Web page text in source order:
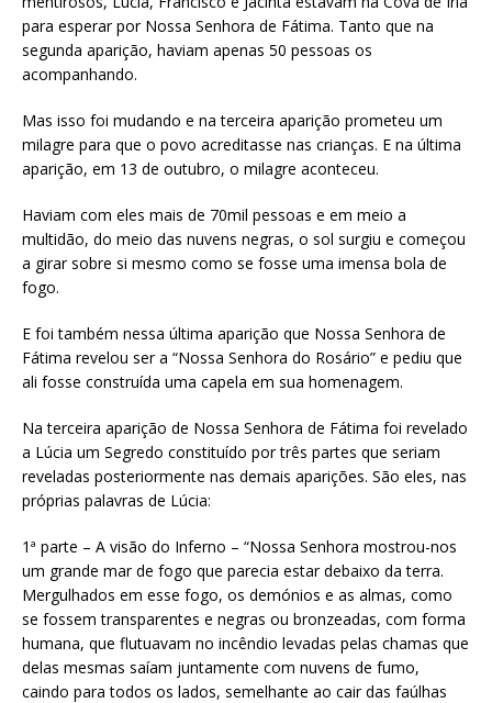
para esperar por Nossa Senhora de Fátima. Tanto que na
segunda aparição, haviam apenas 50 pessoas os
acompanhando.
Mas isso foi mudando e na terceira aparição prometeu um
milagre para que o povo acreditasse nas crianças. E na última
aparição, em 13 de outubro, o milagre aconteceu.
Haviam com eles mais de 70mil pessoas e em meio a
multidão, do meio das nuvens negras, o sol surgiu e começou
a girar sobre si mesmo como se fosse uma imensa bola de
fogo.
E foi também nessa última aparição que Nossa Senhora de
Fátima revelou ser a “Nossa Senhora do Rosário” e pediu que
ali fosse construída uma capela em sua homenagem.
Na terceira aparição de Nossa Senhora de Fátima foi revelado
a Lúcia um Segredo constituído por três partes que seriam
reveladas posteriormente nas demais aparições. São eles, nas
próprias palavras de Lúcia:
1ª parte – A visão do Inferno – “Nossa Senhora mostrou-nos
um grande mar de fogo que parecia estar debaixo da terra.
Mergulhados em esse fogo, os demónios e as almas, como
se fossem transparentes e negras ou bronzeadas, com forma
humana, que flutuavam no incêndio levadas pelas chamas que
delas mesmas saíam juntamente com nuvens de fumo,
caindo para todos os lados, semelhante ao cair das faúlhas